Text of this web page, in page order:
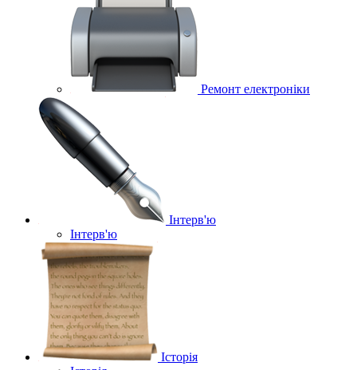
Ремонт електроніки
Інтерв'ю
Інтерв'ю
Історія